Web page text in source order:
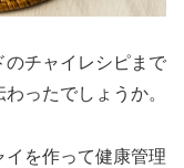
のチャイレシピまで
ったでしょうか。
を作って健康管理